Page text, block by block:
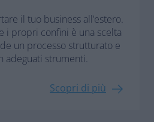
il tuo business all’estero.
i propri confini è una scelta
un processo strutturato e
adeguati strumenti.
Scopri di più